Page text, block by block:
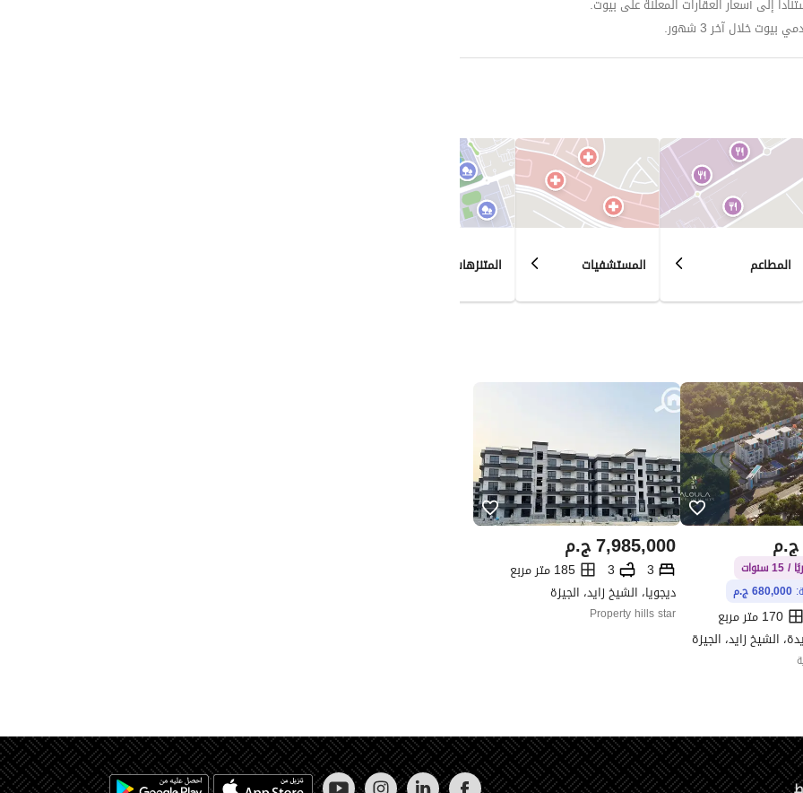
إلى أسعار العقارات المعلَنَة على بيوت.
خلال آخر 3 شهور.
المطاعم المستشفيات المتنزهات
ج.م
680,000 ج.م
170 متر مربع
الشيخ زايد، الجيزة
ج.م7,985,000
3
3
185 متر مربع
ديجويا، الشيخ زايد، الجيزة
Property hills star